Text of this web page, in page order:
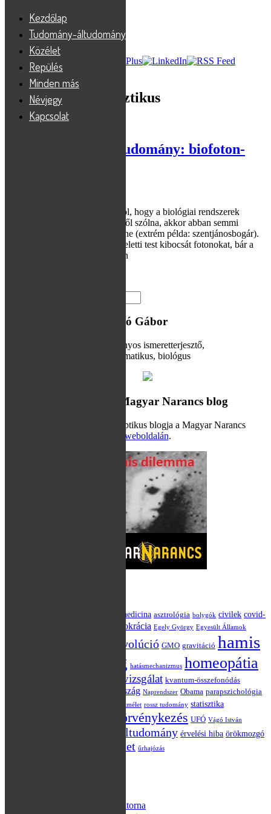
Tag Archives: holisztikus
2008-03-20
Áltudomány vagy tudomány: biofoton-
A biofotonelmélet nem arról szól, hogy a biológiai rendszerek
fotonokat bocsátanak ki! Ha erről szólna, akkor abban semmi
különleges és vitatható nem lenne (extrém példa: szentjánosbogár).
Minden 0 Kelvin hőmérséklet feletti test kibocsát fotonokat, bár a
spektrum kis frekvenciájú végén
A blog írója: Hraskó Gábor
Tudományos ismeretterjesztő,
informatikus, biológus
Hamis dilemma – Magyar Narancs blog
Hraskó Gábor szkeptikus blogja a Magyar Narancs
weboldalán.
alternatív medicina asztrológia bolygók civilek covid-
demokrácia Egely György Egyesült Államok
evolúció GMO gravitáció hamis
dilemma blog hatásmechanizmus homeopátia
klinikai vizsgálat kvantum-összefonódás
Magyarország Naprendszer Obama parapszichológia
relativitáselmélet rossz tudomány statisztika
törvénykezés UFÓ Vágó István
áltudomány érvelési hiba örökmozgó
összeesküvés-elmélet űrhajózás
Bejegyzések hírcsatorna
Kezdőlap
Tudomány-áltudomány
Közélet
Repülés
Minden más
Névjegy
Kapcsolat